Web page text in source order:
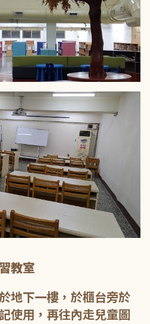
教室
地下一樓，於櫃台旁於
使用，再往內走兒童圖